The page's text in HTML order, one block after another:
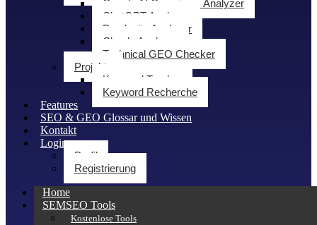
Google AI Overviews Analyzer
ChatGPT Analyzer
Perplexity Analyzer
Claude Analyzer
Technical GEO Checker
Projekte
Keyword Tracker
Keyword Recherche
Features
SEO & GEO Glossar und Wissen
Kontakt
Login
Profil
Registrierung
Home
SEMSEO Tools
Kostenlose Tools